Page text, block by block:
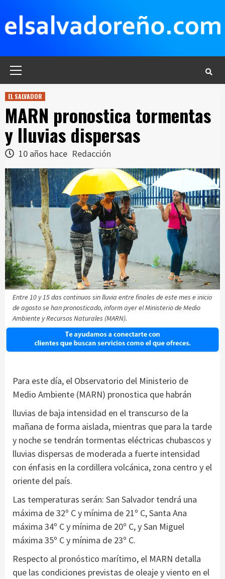
contenido
EL SALVADOR
MARN pronostica tormentas
y lluvias dispersas
10 años hace Redacción
Entre 10 y 15 das continuos sin lluvia entre finales de este mes e inicio
de agosto se han pronosticado, inform ayer el Ministerio de Medio
Ambiente y Recursos Naturales (MARN).
Para este día, el Observatorio del Ministerio de
Medio Ambiente (MARN) pronostica que habrán
lluvias de baja intensidad en el transcurso de la
mañana de forma aislada, mientras que para la tarde
y noche se tendrán tormentas eléctricas chubascos y
lluvias dispersas de moderada a fuerte intensidad
con énfasis en la cordillera volcánica, zona centro y el
oriente del país.
Las temperaturas serán: San Salvador tendrá una
máxima de 32º C y mínima de 21º C, Santa Ana
máxima 34º C y mínima de 20º C, y San Miguel
máxima 35º C y mínima de 23º C.
Respecto al pronóstico marítimo, el MARN detalla
que las condiciones previstas de oleaje y viento en el